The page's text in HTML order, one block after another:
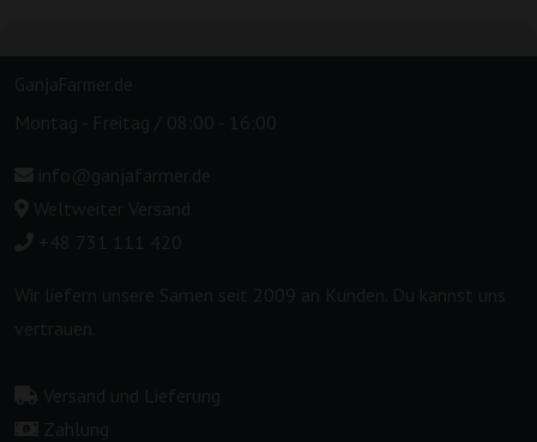
GanjaFarmer.de
Montag - Freitag / 08:00 - 16:00
info@ganjafarmer.de
Weltweiter Versand
+48 731 111 420
Wir liefern unsere Samen seit 2009 an Kunden. Du kannst uns
vertrauen.
Versand und Lieferung
Zahlung